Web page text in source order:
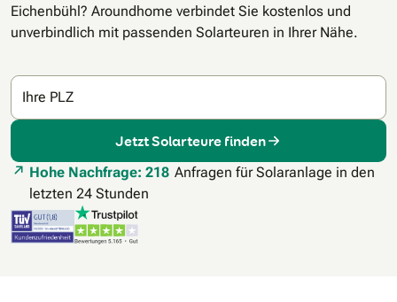
Eichenbühl? Aroundhome verbindet Sie kostenlos und
unverbindlich mit passenden Solarteuren in Ihrer Nähe.
Ihre PLZ
Jetzt Solarteure finden
Hohe Nachfrage: 218 Anfragen für Solaranlage in den
letzten 24 Stunden